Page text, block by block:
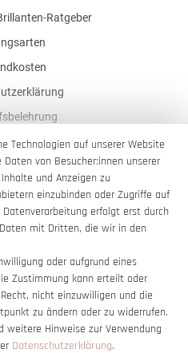
Ratgeber
widerrufen
Technologien auf unserer Website
von Besucher:innen unserer
und Anzeigen zu
einzubinden oder Zugriffe auf
erfolgt erst durch
mit Dritten, die wir in den
oder aufgrund eines
Zustimmung kann erteilt oder
nicht einzuwilligen und die
zu ändern oder zu widerrufen.
weitere Hinweise zur Verwendung
Daten­schutz­erklärung.